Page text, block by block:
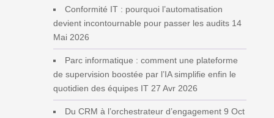
Conformité IT : pourquoi l’automatisation
devient incontournable pour passer les audits 14
Mai 2026
Parc informatique : comment une plateforme
de supervision boostée par l’IA simplifie enfin le
quotidien des équipes IT 27 Avr 2026
Du CRM à l’orchestrateur d’engagement 9 Oct